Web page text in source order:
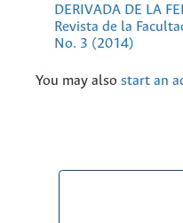
DERIVADA DE LA
Revista de la
No. 3 (2014)
You may also start an